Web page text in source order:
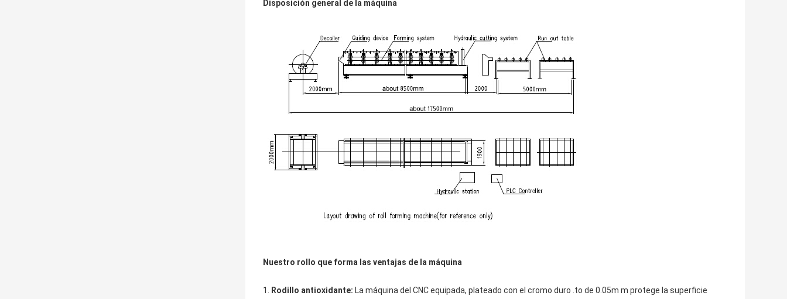
Disposición general de la máquina
Nuestro rollo que forma las ventajas de la máquina
1. Rodillo antioxidante: La máquina del CNC equipada, plateado con el cromo duro .to de 0.05m m protege la superficie